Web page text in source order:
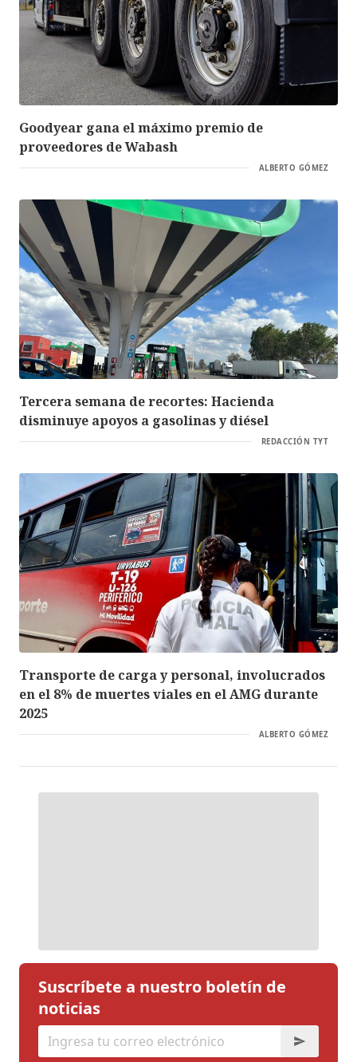
Goodyear gana el máximo premio de
proveedores de Wabash
ALBERTO GÓMEZ
Tercera semana de recortes: Hacienda
disminuye apoyos a gasolinas y diésel
REDACCIÓN TYT
Transporte de carga y personal, involucrados
en el 8% de muertes viales en el AMG durante
2025
ALBERTO GÓMEZ
Suscríbete a nuestro boletín de
noticias